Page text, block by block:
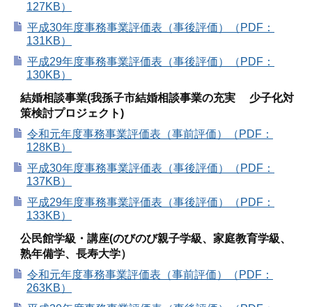
127KB）
平成30年度事務事業評価表（事後評価）（PDF：
131KB）
平成29年度事務事業評価表（事後評価）（PDF：
130KB）
結婚相談事業(我孫子市結婚相談事業の充実 少子化対
策検討プロジェクト)
令和元年度事務事業評価表（事前評価）（PDF：
128KB）
平成30年度事務事業評価表（事後評価）（PDF：
137KB）
平成29年度事務事業評価表（事後評価）（PDF：
133KB）
公民館学級・講座(のびのび親子学級、家庭教育学級、
熟年備学、長寿大学）
令和元年度事務事業評価表（事前評価）（PDF：
263KB）